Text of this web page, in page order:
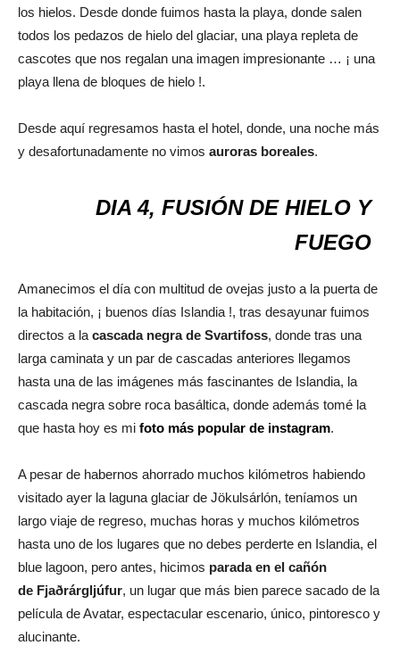
los hielos. Desde donde fuimos hasta la playa, donde salen
todos los pedazos de hielo del glaciar, una playa repleta de
cascotes que nos regalan una imagen impresionante … ¡ una
playa llena de bloques de hielo !.
Desde aquí regresamos hasta el hotel, donde, una noche más
y desafortunadamente no vimos auroras boreales.
DIA 4, FUSIÓN DE HIELO Y
FUEGO
Amanecimos el día con multitud de ovejas justo a la puerta de
la habitación, ¡ buenos días Islandia !, tras desayunar fuimos
directos a la cascada negra de Svartifoss, donde tras una
larga caminata y un par de cascadas anteriores llegamos
hasta una de las imágenes más fascinantes de Islandia, la
cascada negra sobre roca basáltica, donde además tomé la
que hasta hoy es mi foto más popular de instagram.
A pesar de habernos ahorrado muchos kilómetros habiendo
visitado ayer la laguna glaciar de Jökulsárlón, teníamos un
largo viaje de regreso, muchas horas y muchos kilómetros
hasta uno de los lugares que no debes perderte en Islandia, el
blue lagoon, pero antes, hicimos parada en el cañón
de Fjaðrárgljúfur, un lugar que más bien parece sacado de la
película de Avatar, espectacular escenario, único, pintoresco y
alucinante.